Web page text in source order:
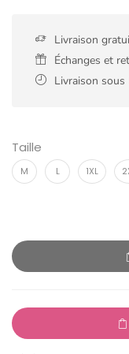
Livraison
Échanges et
Livraison sous
Taille
M L 1XL